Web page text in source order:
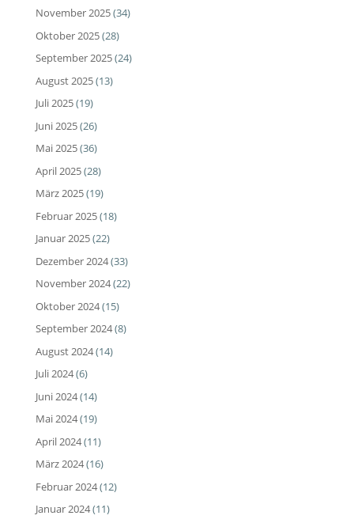
November 2025(34)
Oktober 2025(28)
September 2025(24)
August 2025(13)
Juli 2025(19)
Juni 2025(26)
Mai 2025(36)
April 2025(28)
März 2025(19)
Februar 2025(18)
Januar 2025(22)
Dezember 2024(33)
November 2024(22)
Oktober 2024(15)
September 2024(8)
August 2024(14)
Juli 2024(6)
Juni 2024(14)
Mai 2024(19)
April 2024(11)
März 2024(16)
Februar 2024(12)
Januar 2024(11)